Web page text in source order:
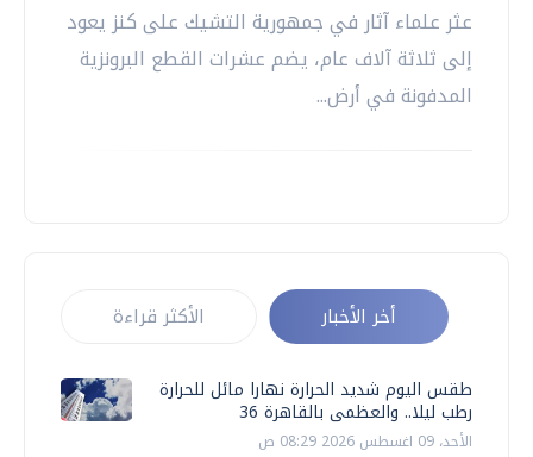
عثر علماء آثار في جمهورية التشيك على كنز يعود
إلى ثلاثة آلاف عام، يضم عشرات القطع البرونزية
المدفونة في أرض...
أخر الأخبار الأكثر قراءة
طقس اليوم شديد الحرارة نهارا مائل للحرارة
رطب ليلا.. والعظمى بالقاهرة 36
الأحد، 09 اغسطس 2026 08:29 ص